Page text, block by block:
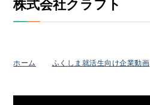
株式会社クラフト
ホーム ふくしま就活生向け企業動画